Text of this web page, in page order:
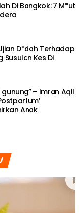
Di Bangkok: 7 M*ut
D*dah Terhadap
Susulan Kes Di
– Imran Aqil
Anak